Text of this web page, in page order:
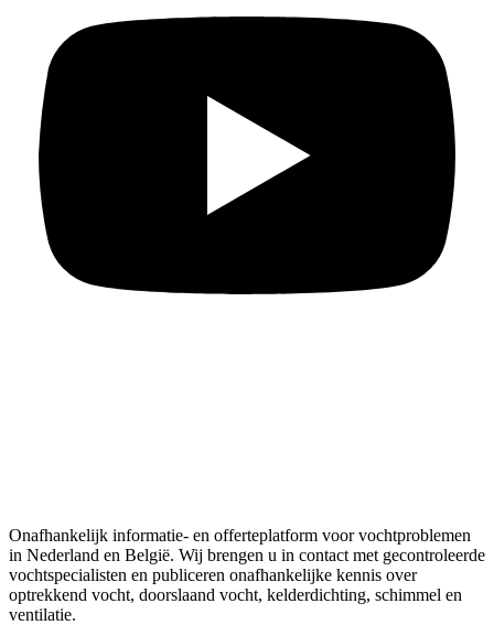
Onafhankelijk informatie- en offerteplatform voor vochtproblemen
in Nederland en België. Wij brengen u in contact met gecontroleerde
vochtspecialisten en publiceren onafhankelijke kennis over
optrekkend vocht, doorslaand vocht, kelderdichting, schimmel en
ventilatie.